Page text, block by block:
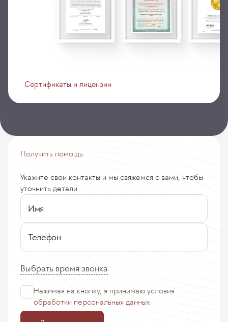
Сертификаты и лицензии
Получить помощь
Укажите свои контакты и мы свяжемся с вами, чтобы
уточнить детали
Имя
Телефон
Выбрать время звонка
Нажимая на кнопку, я принимаю условия
обработки персональных данных